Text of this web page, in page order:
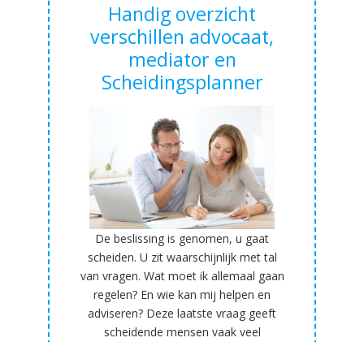
Handig overzicht
verschillen advocaat,
mediator en
Scheidingsplanner
De beslissing is genomen, u gaat
scheiden. U zit waarschijnlijk met tal
van vragen. Wat moet ik allemaal gaan
regelen? En wie kan mij helpen en
adviseren? Deze laatste vraag geeft
scheidende mensen vaak veel